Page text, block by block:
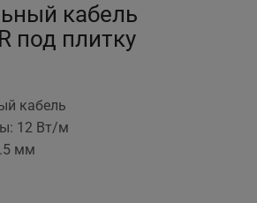
кабель
под плитку
кабель
12 Вт/м
мм